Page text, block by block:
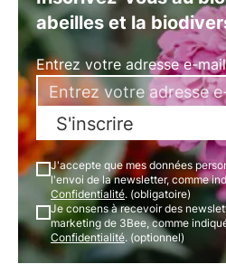
abeilles et la
Entrez votre adresse e-
S'inscrire
J'accepte que mes données
l'envoi de la newsletter, comme
Confidentialité. (obligatoire)
Je consens à recevoir des
marketing de 3Bee, comme
Confidentialité. (optionnel)